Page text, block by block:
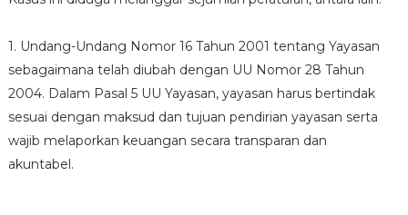
1. Undang-Undang Nomor 16 Tahun 2001 tentang Yayasan
sebagaimana telah diubah dengan UU Nomor 28 Tahun
2004. Dalam Pasal 5 UU Yayasan, yayasan harus bertindak
sesuai dengan maksud dan tujuan pendirian yayasan serta
wajib melaporkan keuangan secara transparan dan
akuntabel.